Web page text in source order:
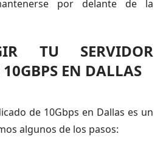
por delante de la
TU SERVIDOR
EN DALLAS
de 10Gbps en Dallas es un
algunos de los pasos: